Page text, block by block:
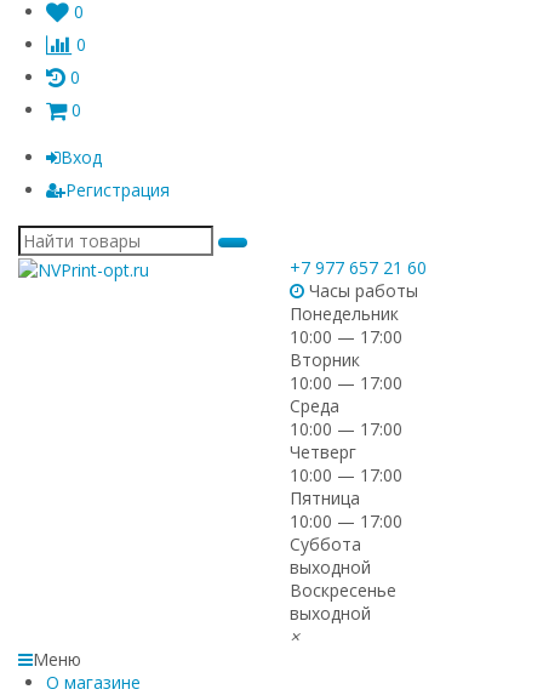
0
0
0
0
Вход
Регистрация
+7 977 657 21 60
Часы работы
Понедельник
10:00 — 17:00
Вторник
10:00 — 17:00
Среда
10:00 — 17:00
Четверг
10:00 — 17:00
Пятница
10:00 — 17:00
Суббота
выходной
Воскресенье
выходной
×
Меню
О магазине